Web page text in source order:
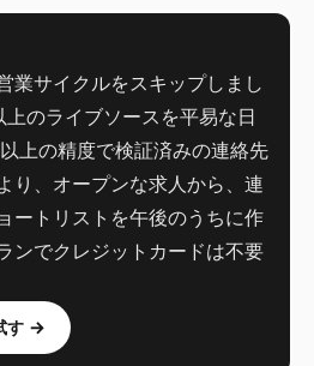
業サイクルをスキップしまし
上のライブソースを平易な日
上の精度で検証済みの連絡先
り、オープンな求人から、連
ートリストを午後のうちに作
ンでクレジットカードは不要
す →